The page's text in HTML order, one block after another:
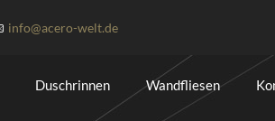
info@acero-welt.de
Duschrinnen Wandfliesen